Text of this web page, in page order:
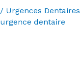
/ Urgences Dentaires
urgence dentaire